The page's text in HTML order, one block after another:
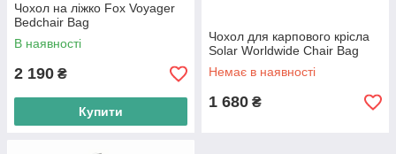
Чохол на ліжко Fox Voyager
Bedchair Bag
В наявності
2 190 ₴
Купити
Чохол для карпового крісла
Solar Worldwide Chair Bag
Немає в наявності
1 680 ₴